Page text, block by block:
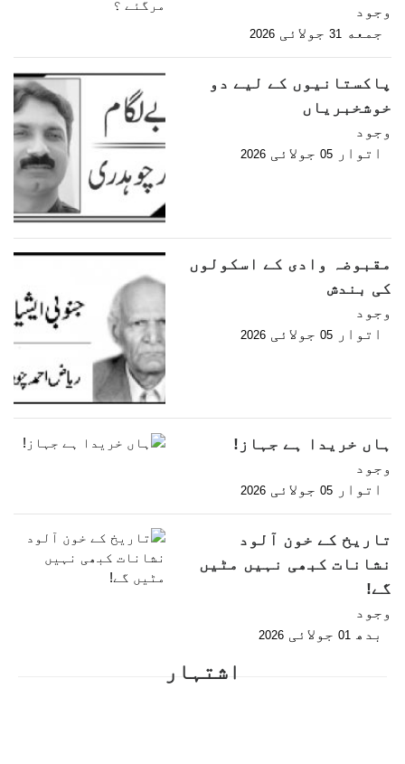
وجود
جمعه 31 جولائی 2026
پاکستانیوں کے لیے دو
خوشخبریاں
وجود
اتوار 05 جولائی 2026
مقبوضہ وادی کے اسکولوں
کی بندش
وجود
اتوار 05 جولائی 2026
ہاں خریدا ہے جہاز!
وجود
اتوار 05 جولائی 2026
تاریخ کے خون آلود
نشانات کبھی نہیں مٹیں
گے!
وجود
بدھ
01 جولائی 2026
اشتہار